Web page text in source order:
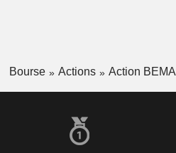
Bourse Actions Action BEMA